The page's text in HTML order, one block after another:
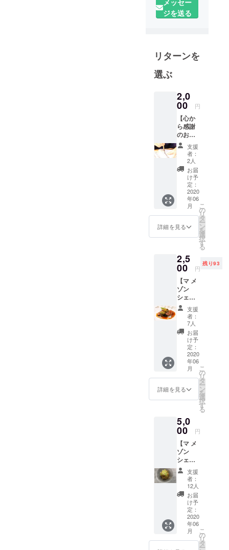
務。
2000年ブラ
社起業。
ミシュラン
の二つ星
店をはじめ
とする都内
のレストラ
ンウエディ
ングを30店
以上プロ
デュース。
2019年静岡
市内の、旧
記念日のレ
ストランサ
を、少人数
用ウエディ
ングハウス
「マ メゾ
ン」として
リスタート
の為、ＳＫ
プランニン
グＬＬＣ設
ブライダル
パートナー
として、
富士市に本
インポート
ウエディン
グドレス
ショップ
「ジュ
ノー」
静岡県内で
長年の実績
があるフォ
トグラ
ファーが代
メッセー
ジを送る
リターンを
選ぶ
2,0
00 円
【心か
ら感謝
のお届
け】
フォト
グラ
ファー
の作品1
カット
写真
データ
をお付
けし
て、お
礼の
メール
ます。
支援
者：
2人
お届
け予
定：
2020
年06
月
詳細を見る
こ
の
リ
タ
ー
ン
を
選
択
す
る
2,5
00 円
残り93
【マ メ
ゾン
シェフ
特製ラ
ンチ券
（1名様
分）】
★乾杯
酒（ソ
フトカ
クテル
有りま
す）
サービ
スが特
別につ
ます。
「マ メ
ゾン」
シェフ
特製ラ
ンチを
お楽し
みくだ
さい。
※2020
年6月に
お客様
のお手
元にチ
ケット
をお届
支援
者：
7人
お届
け予
定：
2020
年06
月
詳細を見る
こ
の
リ
タ
ー
ン
を
選
択
す
る
5,0
00 円
【マ メ
ゾン
シェフ
特製ペ
アラン
チ券（2
名様
分）】
★乾杯
酒（ソ
フトカ
クテル
有りま
支援
者：
12人
お届
け予
定：
2020
年06
月
こ
の
リ
タ
ー